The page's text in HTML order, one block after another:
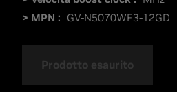
> MPN : GV-N5070WF3-12GD
Prodotto esaurito